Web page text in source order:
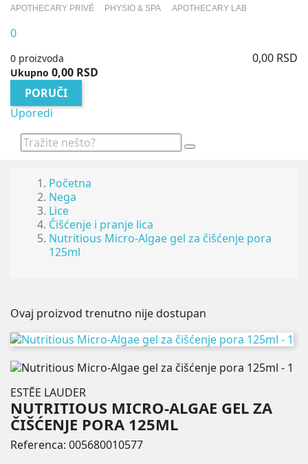
APOTHECARY PRIVÉ PHYSIO & SPA APOTHECARY LAB
0
0 proizvoda 0,00 RSD
Ukupno 0,00 RSD
PORUČI
Uporedi
Početna
Nega
Lice
Čišćenje i pranje lica
Nutritious Micro-Algae gel za čišćenje pora
125ml
Ovaj proizvod trenutno nije dostupan
ESTĒE LAUDER
NUTRITIOUS MICRO-ALGAE GEL ZA
ČIŠĆENJE PORA 125ML
Referenca: 005680010577